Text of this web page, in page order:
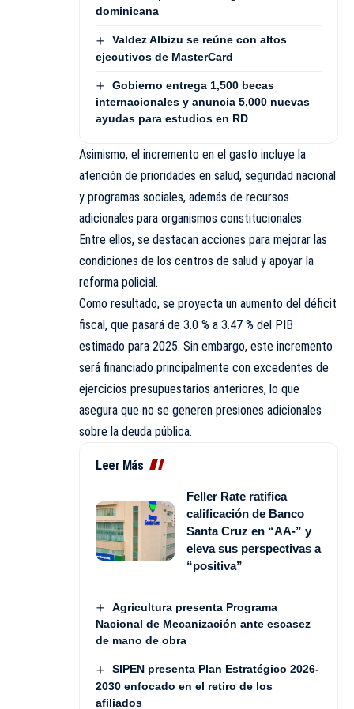
dominicana
Valdez Albizu se reúne con altos
ejecutivos de MasterCard
Gobierno entrega 1,500 becas
internacionales y anuncia 5,000 nuevas
ayudas para estudios en RD
Asimismo, el incremento en el gasto incluye la
atención de prioridades en salud, seguridad nacional
y programas sociales, además de recursos
adicionales para organismos constitucionales.
Entre ellos, se destacan acciones para mejorar las
condiciones de los centros de salud y apoyar la
reforma policial.
Como resultado, se proyecta un aumento del déficit
fiscal, que pasará de 3.0 % a 3.47 % del PIB
estimado para 2025. Sin embargo, este incremento
será financiado principalmente con excedentes de
ejercicios presupuestarios anteriores, lo que
asegura que no se generen presiones adicionales
sobre la deuda pública.
Leer Más
Feller Rate ratifica
calificación de Banco
Santa Cruz en “AA-” y
eleva sus perspectivas a
“positiva”
Agricultura presenta Programa
Nacional de Mecanización ante escasez
de mano de obra
SIPEN presenta Plan Estratégico 2026-
2030 enfocado en el retiro de los
afiliados